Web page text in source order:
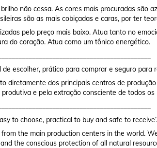
não cessa. As cores mais procuradas são
são as mais cobiçadas e caras, por ter
pelo preço mais baixo. Atua tanto no
do coração. Atua como um tônico energético.
de escolher, prático para comprar e seguro para
diretamente dos principais centros de
e pela extração consciente de todos os
to choose, practical to buy and safe to receive’.
the main production centers in the world.
the conscious protection of all natural